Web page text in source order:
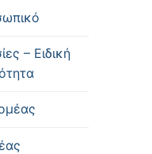
– Ειδική